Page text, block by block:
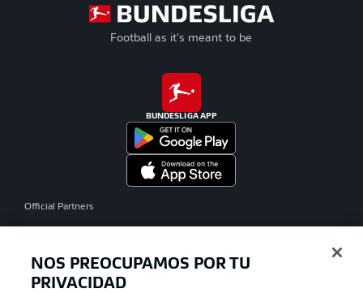
Football as it's meant to be
BUNDESLIGA APP
Official Partners
NOS PREOCUPAMOS POR TU
PRIVACIDAD